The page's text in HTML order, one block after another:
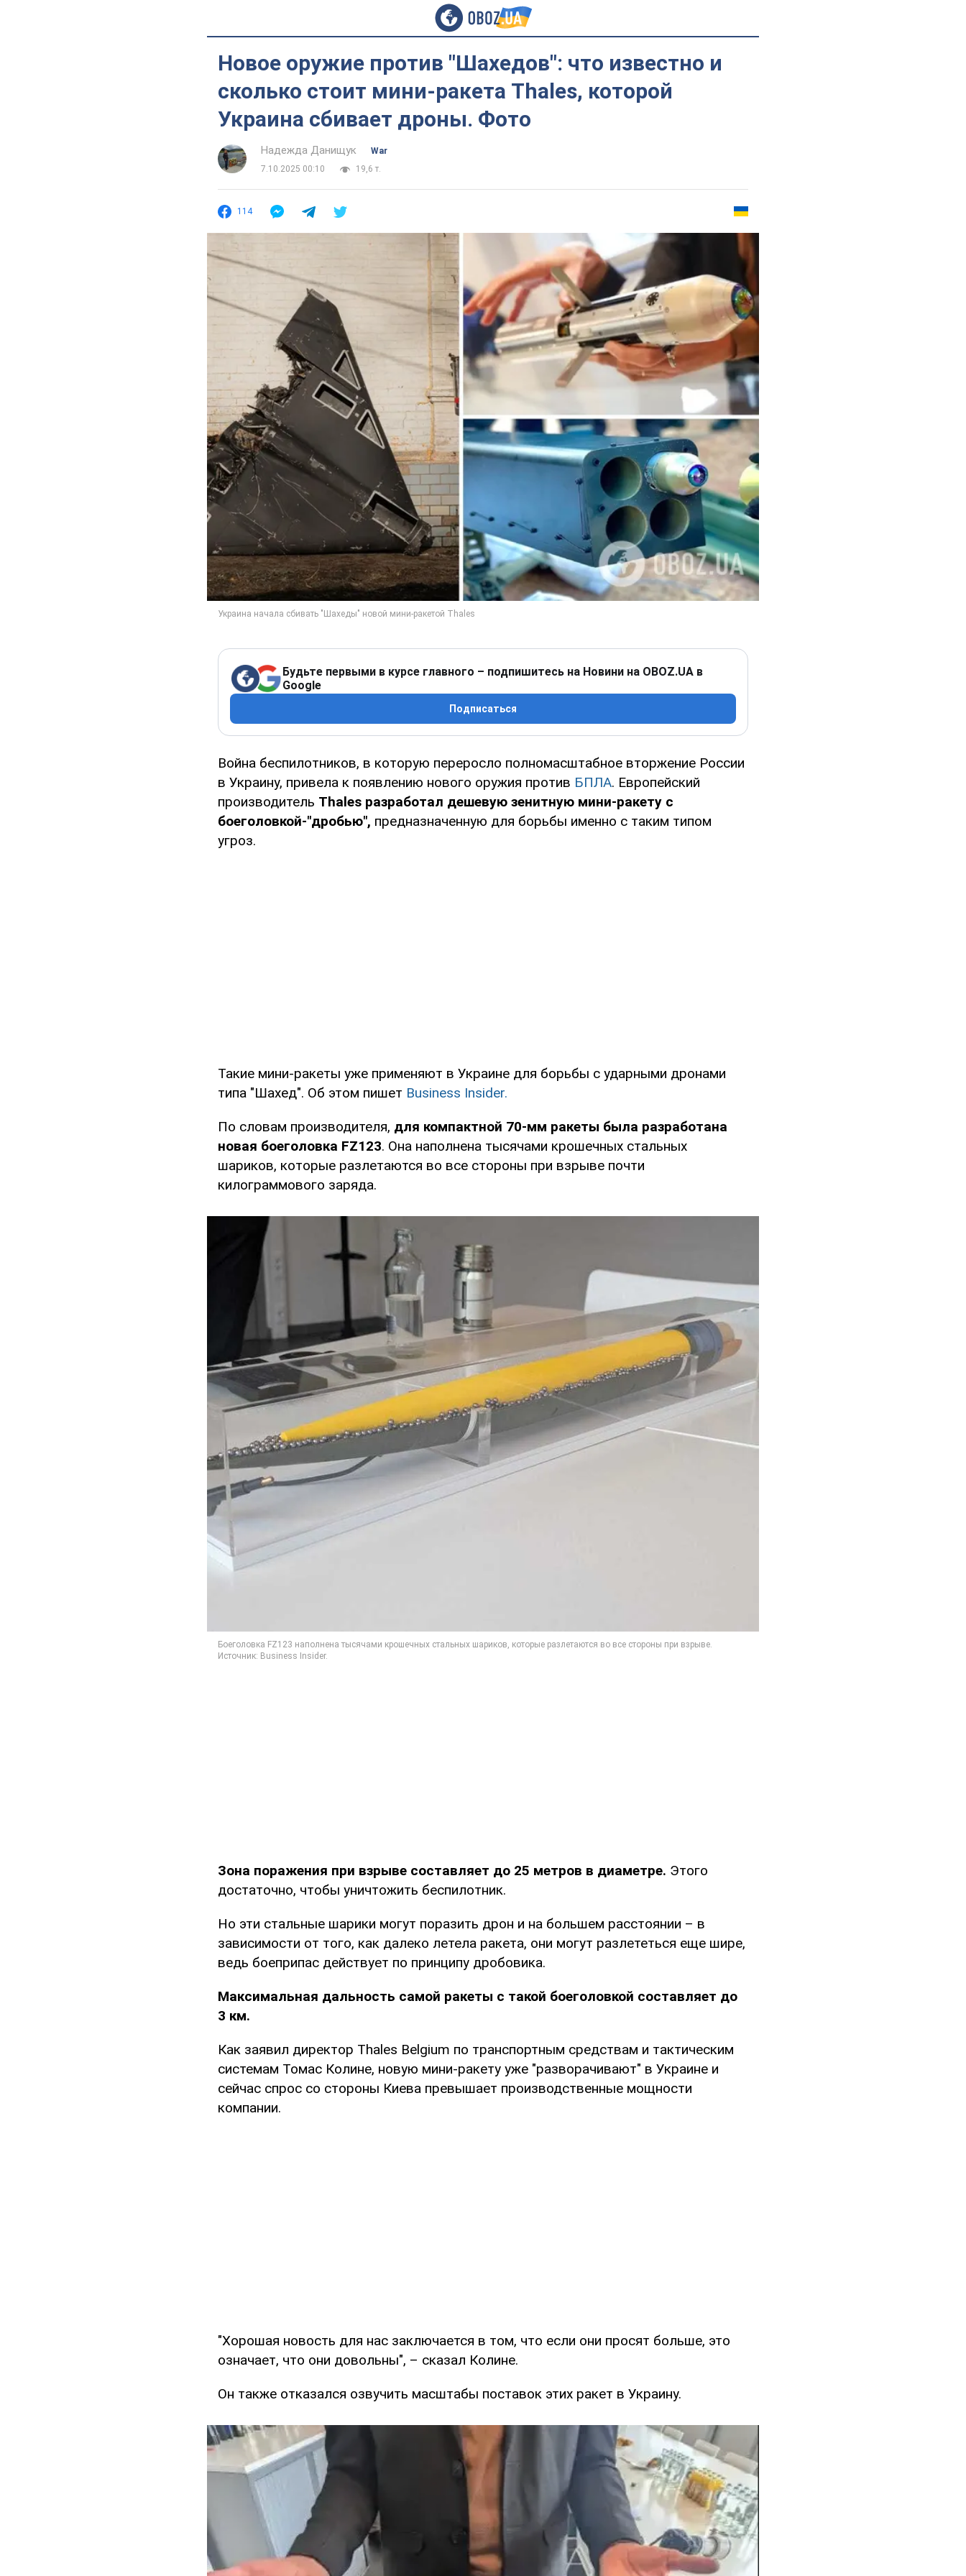
Новое оружие против "Шахедов": что известно и
сколько стоит мини-ракета Thales, которой
Украина сбивает дроны. Фото
Надежда Данищук
War
7.10.2025 00:10
19,6 т.
114
Будьте первыми в курсе главного – подпишитесь на Новини на OBOZ.UA в
Google
Подписаться
Война беспилотников, в которую переросло полномасштабное вторжение России
в Украину, привела к появлению нового оружия против БПЛА. Европейский
производитель Thales разработал дешевую зенитную мини-ракету с
боеголовкой-"дробью", предназначенную для борьбы именно с таким типом
угроз.
Такие мини-ракеты уже применяют в Украине для борьбы с ударными дронами
типа "Шахед". Об этом пишет Business Insider.
По словам производителя, для компактной 70-мм ракеты была разработана
новая боеголовка FZ123. Она наполнена тысячами крошечных стальных
шариков, которые разлетаются во все стороны при взрыве почти
килограммового заряда.
Зона поражения при взрыве составляет до 25 метров в диаметре. Этого
достаточно, чтобы уничтожить беспилотник.
Но эти стальные шарики могут поразить дрон и на большем расстоянии – в
зависимости от того, как далеко летела ракета, они могут разлететься еще шире,
ведь боеприпас действует по принципу дробовика.
Максимальная дальность самой ракеты с такой боеголовкой составляет до
3 км.
Как заявил директор Thales Belgium по транспортным средствам и тактическим
системам Томас Колине, новую мини-ракету уже "разворачивают" в Украине и
сейчас спрос со стороны Киева превышает производственные мощности
компании.
"Хорошая новость для нас заключается в том, что если они просят больше, это
означает, что они довольны", – сказал Колине.
Он также отказался озвучить масштабы поставок этих ракет в Украину.